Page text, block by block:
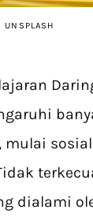
UNSPLASH
mulai
dialami